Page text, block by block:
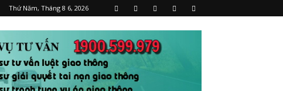
Thứ Năm, Tháng 8 6, 2026